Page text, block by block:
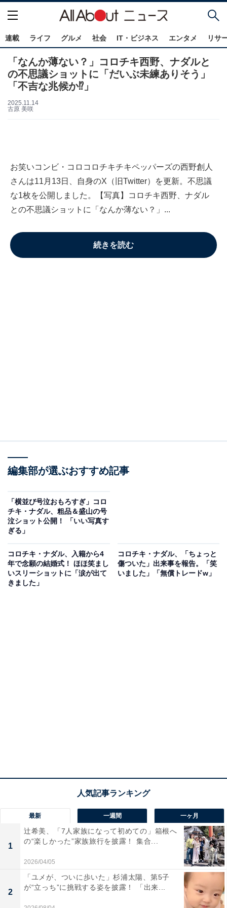
連載 ライフ グルメ 社会 IT・ビジネス エンタメ リサ
「なんか薄ない？」コロチキ西野、ナダルと
の不思議ショットに「だいぶ未練ありそう」
「不吉な兆候か⁉」
2025.11.14
古原 美咲
お笑いコンビ・コロコロチキチキペッパーズの西野創人
さんは11月13日、自身のX（旧Twitter）を更新。不思議
な1枚を公開しました。【写真】コロチキ西野、ナダル
との不思議ショットに「なんか薄ない？」...
続きを読む
編集部が選ぶおすすめ記事
「横並び号泣おもろすぎ」コロ
チキ・ナダル、粗品＆盛山の号
泣ショット公開！ 「いい写真す
ぎる」
コロチキ・ナダル、入籍から4
年で念願の結婚式！ ほほ笑まし
いスリーショットに「涙が出て
きました」
コロチキ・ナダル、「ちょっと
傷ついた」出来事を報告。「笑
いました」「無償トレードw」
最新 一週間 一ヶ月
1
辻希美、「7人家族になって初めての」箱根へ
の“楽しかった”家族旅行を披露！ 集合...
2026/04/05
2
「ユメが、ついに歩いた」杉浦太陽、第5子
が“立っち”に挑戦する姿を披露！ 「出来...